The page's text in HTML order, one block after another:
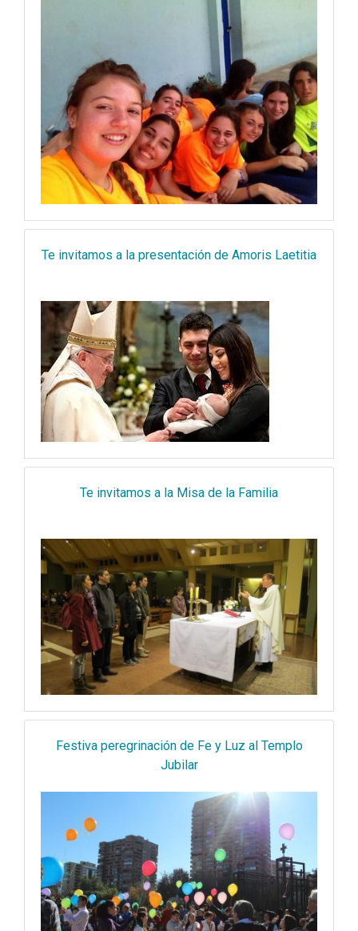
Te invitamos a la presentación de Amoris Laetitia
Te invitamos a la Misa de la Familia
Festiva peregrinación de Fe y Luz al Templo
Jubilar